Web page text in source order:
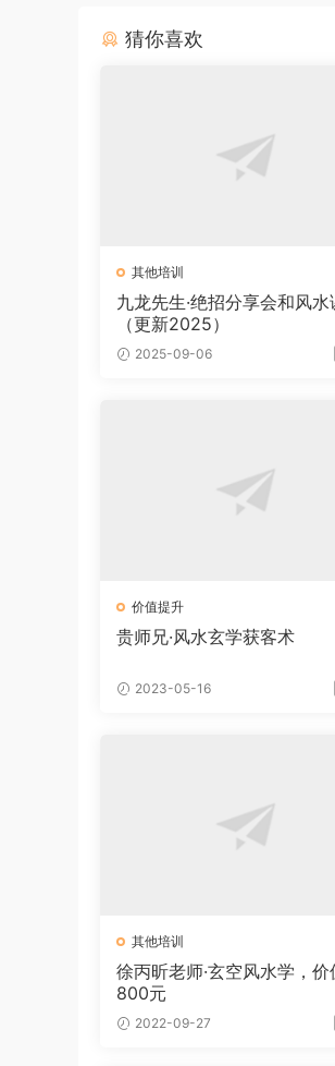
猜你喜欢
其他培训
九龙先生·绝招分享会和风水
（更新2025）
2025-09-06
价值提升
贵师兄·风水玄学获客术
2023-05-16
其他培训
徐丙昕老师·玄空风水学，价
800元
2022-09-27